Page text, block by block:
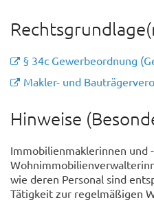
§ 34c Gewerbeordnung
Makler- und
Hinweise
Immobilienmaklerinnen und
wie deren Personal sind
Tätigkeit zur regelmäßigen